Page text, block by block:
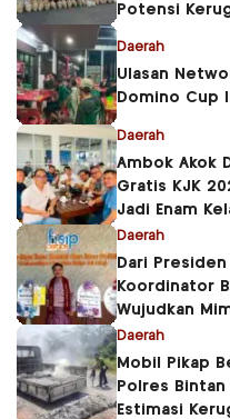
Potensi
Daerah
Ulasan
Domino Cup
Daerah
Ambok Akok
Gratis KJK
Jadi Enam
Daerah
Dari Presiden
Koordinator
Wujudkan
Daerah
Mobil Pikap
Polres Bintan
Estimasi